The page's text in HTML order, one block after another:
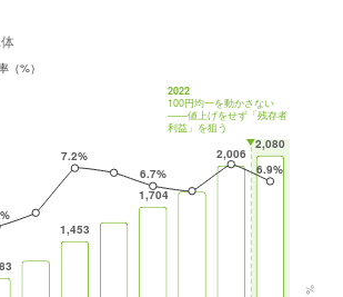
（%）